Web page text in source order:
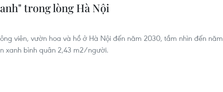
trong lòng Hà Nội
viên, vườn hoa và hồ ở Hà Nội đến năm 2030, tầm nhìn đến năm
xanh bình quân 2,43 m2/người.